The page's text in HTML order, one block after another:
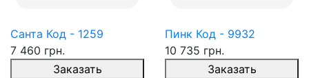
Санта Код - 1259
7 460 грн.
Заказать
Пинк Код - 9932
10 735 грн.
Заказать